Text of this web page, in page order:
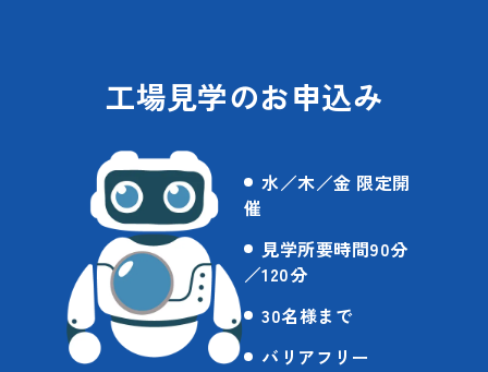
工場見学のお申込み
水／木／金 限定開
催
見学所要時間90分
／120分
30名様まで
バリアフリー